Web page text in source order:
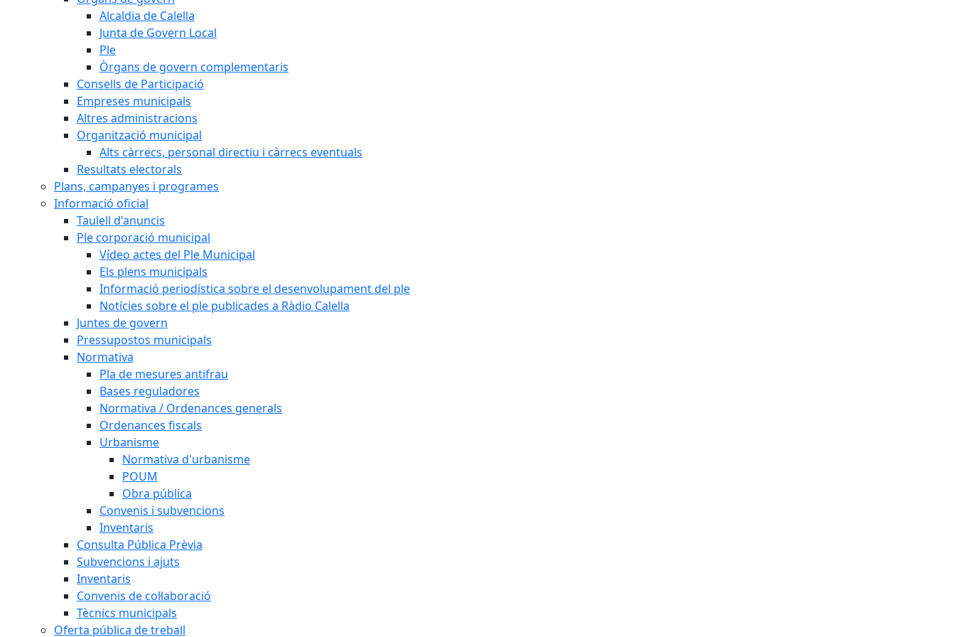
Alcaldia de Calella
Junta de Govern Local
Ple
Òrgans de govern complementaris
Consells de Participació
Empreses municipals
Altres administracions
Organització municipal
Alts càrrecs, personal directiu i càrrecs eventuals
Resultats electorals
Plans, campanyes i programes
Informació oficial
Taulell d'anuncis
Ple corporació municipal
Vídeo actes del Ple Municipal
Els plens municipals
Informació periodística sobre el desenvolupament del ple
Notícies sobre el ple publicades a Ràdio Calella
Juntes de govern
Pressupostos municipals
Normativa
Pla de mesures antifrau
Bases reguladores
Normativa / Ordenances generals
Ordenances fiscals
Urbanisme
Normativa d'urbanisme
POUM
Obra pública
Convenis i subvencions
Inventaris
Consulta Pública Prèvia
Subvencions i ajuts
Inventaris
Convenis de col·laboració
Tècnics municipals
Oferta pública de treball